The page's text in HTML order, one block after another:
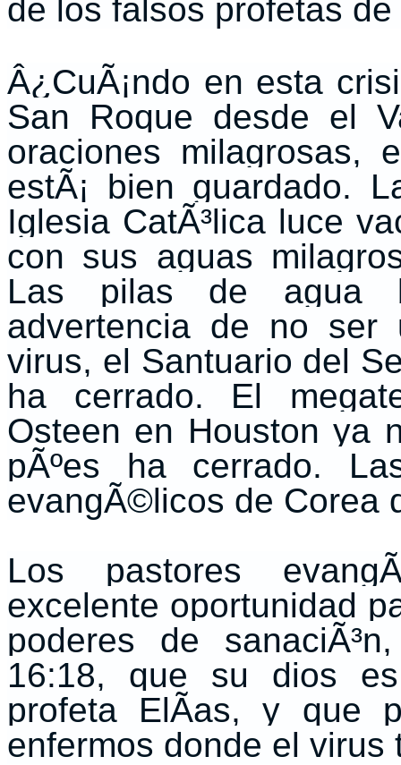
de los falsos profetas
Â¿CuÃ¡ndo en esta
San Roque desde el
oraciones milagrosas,
estÃ¡ bien guardado.
Iglesia CatÃ³lica luce
con sus aguas
Las pilas de agua
advertencia de no ser
virus, el Santuario del
ha cerrado. El
Osteen en Houston ya
pÃºes ha cerrado.
evangÃ©licos de Corea
Los pastores
excelente oportunidad
poderes de
16:18, que su dios
profeta ElÃ­as, y que
enfermos donde el